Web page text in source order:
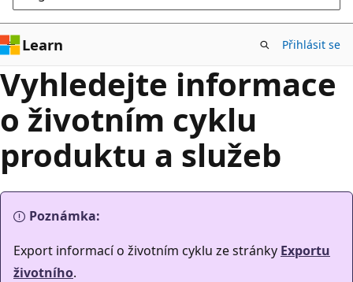
Learn Přihlásit se
Vyhledejte informace
o životním cyklu
produktu a služeb
Poznámka:
Export informací o životním cyklu ze stránky Exportu
životního.